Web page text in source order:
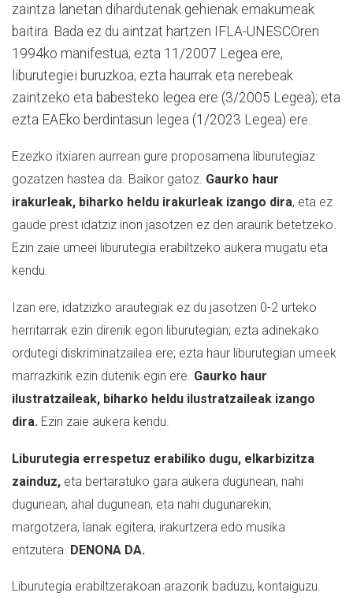
zaintza lanetan dihardutenak gehienak emakumeak
baitira. Bada ez du aintzat hartzen IFLA-UNESCOren
1994ko manifestua; ezta 11/2007 Legea ere,
liburutegiei buruzkoa; ezta haurrak eta nerebeak
zaintzeko eta babesteko legea ere (3/2005 Legea); eta
ezta EAEko berdintasun legea (1/2023 Legea) ere.
Ezezko itxiaren aurrean gure proposamena liburutegiaz
gozatzen hastea da. Baikor gatoz. Gaurko haur
irakurleak, biharko heldu irakurleak izango dira, eta ez
gaude prest idatziz inon jasotzen ez den araurik betetzeko.
Ezin zaie umeei liburutegia erabiltzeko aukera mugatu eta
kendu.
Izan ere, idatzizko arautegiak ez du jasotzen 0-2 urteko
herritarrak ezin direnik egon liburutegian; ezta adinekako
ordutegi diskriminatzailea ere; ezta haur liburutegian umeek
marrazkirik ezin dutenik egin ere. Gaurko haur
ilustratzaileak, biharko heldu ilustratzaileak izango
dira. Ezin zaie aukera kendu.
Liburutegia errespetuz erabiliko dugu, elkarbizitza
zainduz, eta bertaratuko gara aukera dugunean, nahi
dugunean, ahal dugunean, eta nahi dugunarekin;
margotzera, lanak egitera, irakurtzera edo musika
entzutera. DENONA DA.
Liburutegia erabiltzerakoan arazorik baduzu, kontaiguzu.